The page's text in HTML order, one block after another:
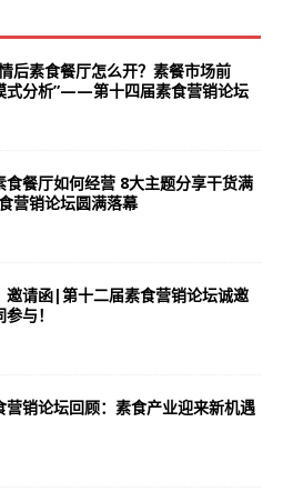
后素食餐厅怎么开？素餐市场前
式分析”——第十四届素食营销论坛
食餐厅如何经营 8大主题分享干货满
营销论坛圆满落幕
邀请函|第十二届素食营销论坛诚邀
与！
营销论坛回顾：素食产业迎来新机遇